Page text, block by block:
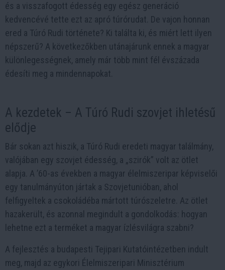
és a visszafogott édesség egy egész generáció
kedvencévé tette ezt az apró túrórudat. De vajon honnan
ered a Túró Rudi története? Ki találta ki, és miért lett ilyen
népszerű? A következőkben utánajárunk ennek a magyar
különlegességnek, amely már több mint fél évszázada
édesíti meg a mindennapokat.
A kezdetek – A Túró Rudi szovjet ihletésű
elődje
Bár sokan azt hiszik, a Túró Rudi eredeti magyar találmány,
valójában egy szovjet édesség, a „szirók” volt az ötlet
alapja. A ’60-as években a magyar élelmiszeripar képviselői
egy tanulmányúton jártak a Szovjetunióban, ahol
felfigyeltek a csokoládéba mártott túrószeletre. Az ötlet
hazakerült, és azonnal megindult a gondolkodás: hogyan
lehetne ezt a terméket a magyar ízlésvilágra szabni?
A fejlesztés a budapesti Tejipari Kutatóintézetben indult
meg, majd az egykori Élelmiszeripari Minisztérium